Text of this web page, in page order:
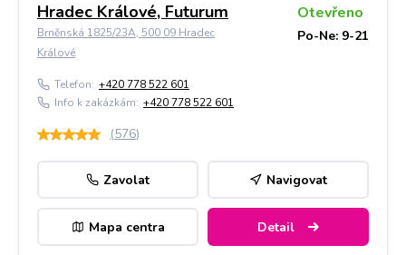
Hradec Králové, Futurum
Brněnská 1825/23A, 500 09 Hradec
Králové
Otevřeno
Po-Ne: 9-21
Telefon: +420 778 522 601
Info k zakázkám: +420 778 522 601
(576)
Zavolat Navigovat
Mapa centra Detail